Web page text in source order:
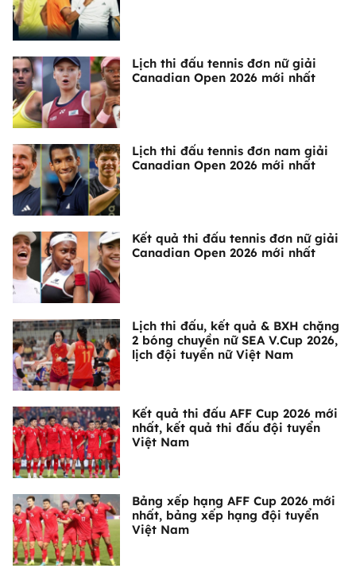
Lịch thi đấu tennis đơn nữ giải
Canadian Open 2026 mới nhất
Lịch thi đấu tennis đơn nam giải
Canadian Open 2026 mới nhất
Kết quả thi đấu tennis đơn nữ giải
Canadian Open 2026 mới nhất
Lịch thi đấu, kết quả & BXH chặng
2 bóng chuyền nữ SEA V.Cup 2026,
lịch đội tuyển nữ Việt Nam
Kết quả thi đấu AFF Cup 2026 mới
nhất, kết quả thi đấu đội tuyển
Việt Nam
Bảng xếp hạng AFF Cup 2026 mới
nhất, bảng xếp hạng đội tuyển
Việt Nam